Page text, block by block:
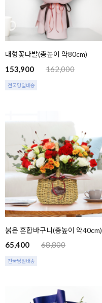
대형꽃다발(총높이 약80cm)
153,900 162,000
전국당일배송
붉은 혼합바구니(총높이 약40cm)
65,400 68,800
전국당일배송